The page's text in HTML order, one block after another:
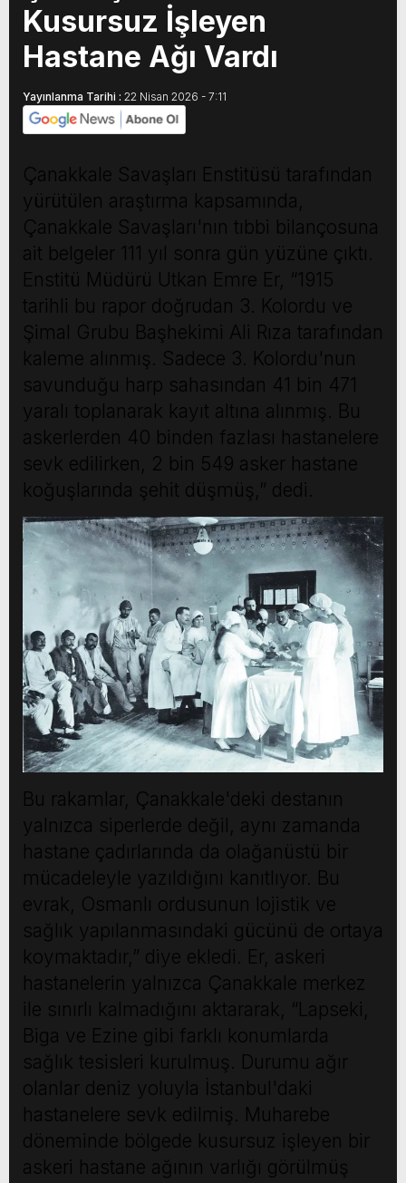
Kusursuz İşleyen
Hastane Ağı Vardı
Yayınlanma Tarihi : 22 Nisan 2026 - 7:11
Çanakkale Savaşları Enstitüsü tarafından
yürütülen araştırma kapsamında,
Çanakkale Savaşları'nın tıbbi bilançosuna
ait belgeler 111 yıl sonra gün yüzüne çıktı.
Enstitü Müdürü Utkan Emre Er, “1915
tarihli bu rapor doğrudan 3. Kolordu ve
Şimal Grubu Başhekimi Ali Rıza tarafından
kaleme alınmış. Sadece 3. Kolordu'nun
savunduğu harp sahasından 41 bin 471
yaralı toplanarak kayıt altına alınmış. Bu
askerlerden 40 binden fazlası hastanelere
sevk edilirken, 2 bin 549 asker hastane
koğuşlarında şehit düşmüş,” dedi.
Bu rakamlar, Çanakkale'deki destanın
yalnızca siperlerde değil, aynı zamanda
hastane çadırlarında da olağanüstü bir
mücadeleyle yazıldığını kanıtlıyor. Bu
evrak, Osmanlı ordusunun lojistik ve
sağlık yapılanmasındaki gücünü de ortaya
koymaktadır,” diye ekledi. Er, askeri
hastanelerin yalnızca Çanakkale merkez
ile sınırlı kalmadığını aktararak, “Lapseki,
Biga ve Ezine gibi farklı konumlarda
sağlık tesisleri kurulmuş. Durumu ağır
olanlar deniz yoluyla İstanbul'daki
hastanelere sevk edilmiş. Muharebe
döneminde bölgede kusursuz işleyen bir
askeri hastane ağının varlığı görülmüş